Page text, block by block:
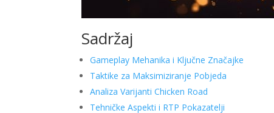
Sadržaj
Gameplay Mehanika i Ključne Značajke
Taktike za Maksimiziranje Pobjeda
Analiza Varijanti Chicken Road
Tehničke Aspekti i RTP Pokazatelji